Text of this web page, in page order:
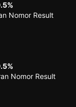
Nomor Result
Nomor Result